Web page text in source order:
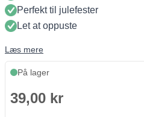
Perfekt til julefester
Let at oppuste
Læs mere
På lager
39,00 kr